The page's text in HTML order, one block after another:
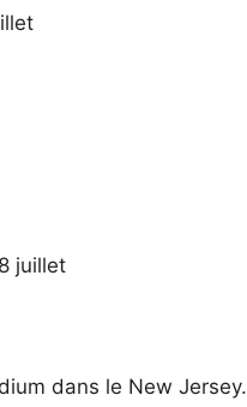
juillet
dans le New Jersey.